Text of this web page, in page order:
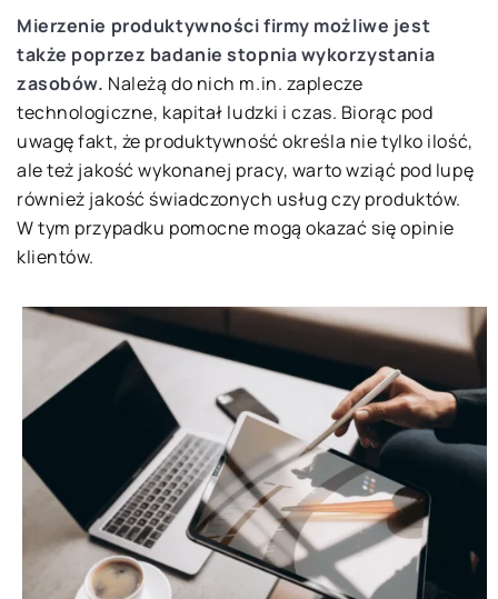
Mierzenie produktywności firmy możliwe jest
także poprzez badanie stopnia wykorzystania
zasobów. Należą do nich m.in. zaplecze
technologiczne, kapitał ludzki i czas. Biorąc pod
uwagę fakt, że produktywność określa nie tylko ilość,
ale też jakość wykonanej pracy, warto wziąć pod lupę
również jakość świadczonych usług czy produktów.
W tym przypadku pomocne mogą okazać się opinie
klientów.